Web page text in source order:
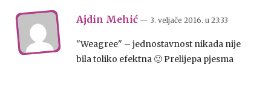
Ajdin Mehić — 3. veljače 2016. u 23:33
"Weagree" – jednostavnost nikada nije
bila toliko efektna 🙂 Prelijepa pjesma